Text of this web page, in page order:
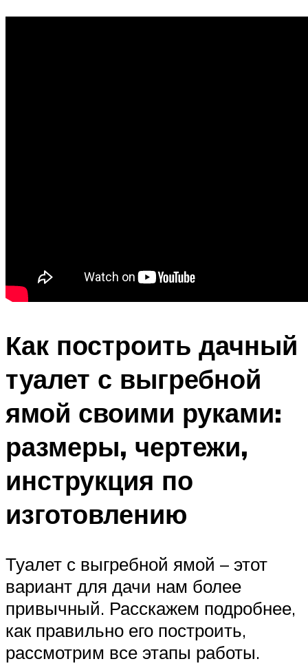
Как построить дачный
туалет с выгребной
ямой своими руками:
размеры, чертежи,
инструкция по
изготовлению
Туалет с выгребной ямой – этот
вариант для дачи нам более
привычный. Расскажем подробнее,
как правильно его построить,
рассмотрим все этапы работы.